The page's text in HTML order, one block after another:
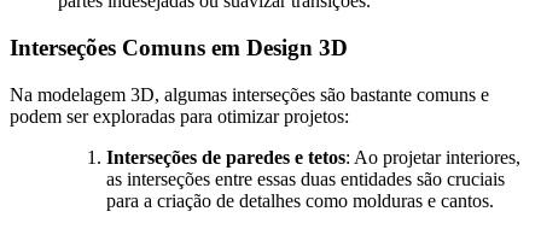
Interseções Comuns em Design 3D
Na modelagem 3D, algumas interseções são bastante comuns e
podem ser exploradas para otimizar projetos:
Interseções de paredes e tetos: Ao projetar interiores,
as interseções entre essas duas entidades são cruciais
para a criação de detalhes como molduras e cantos.